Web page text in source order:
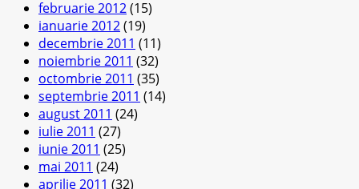
februarie 2012(15)
ianuarie 2012(19)
decembrie 2011 (11)
noiembrie 2011 (32)
octombrie 2011 (35)
septembrie 2011 (14)
august 2011 (24)
iulie 2011 (27)
iunie 2011 (25)
mai 2011 (24)
aprilie 2011 (32)